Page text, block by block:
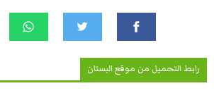
رابط التحميل من موقع البستان